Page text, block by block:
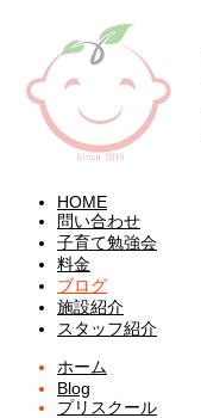
HOME
問い合わせ
子育て勉強会
料金
ブログ
施設紹介
スタッフ紹介
ホーム
Blog
プリスクール